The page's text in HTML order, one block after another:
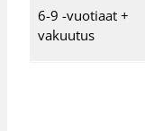
6-9 -vuotiaat +
vakuutus